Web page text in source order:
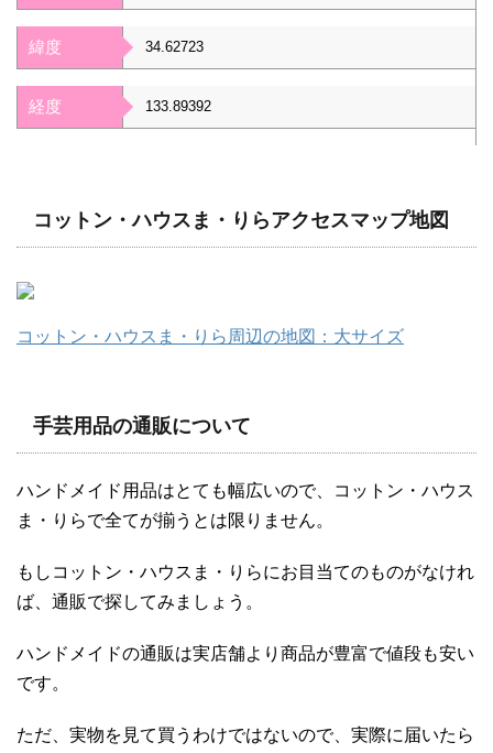
緯度 34.62723
経度 133.89392
コットン・ハウスま・りらアクセスマップ地図
コットン・ハウスま・りら周辺の地図：大サイズ
手芸用品の通販について
ハンドメイド用品はとても幅広いので、コットン・ハウス
ま・りらで全てが揃うとは限りません。
もしコットン・ハウスま・りらにお目当てのものがなけれ
ば、通販で探してみましょう。
ハンドメイドの通販は実店舗より商品が豊富で値段も安い
です。
ただ、実物を見て買うわけではないので、実際に届いたら